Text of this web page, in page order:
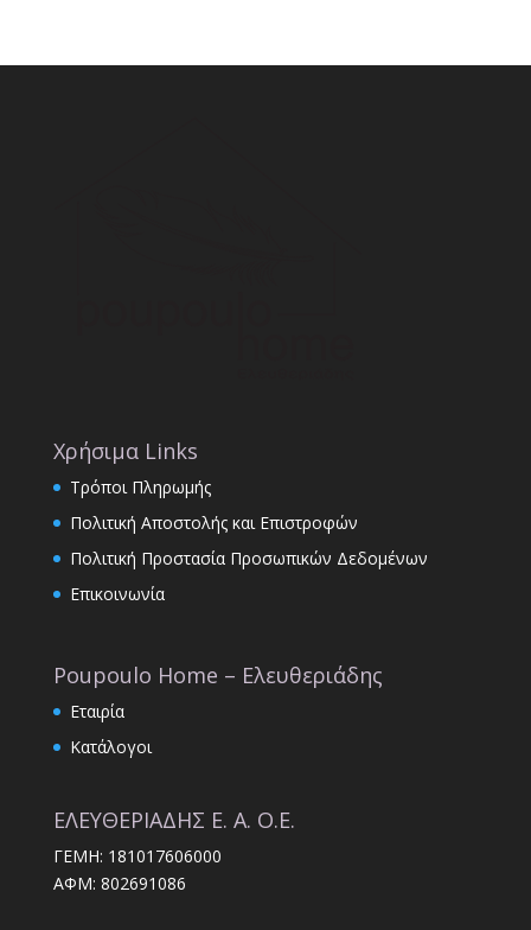
Χρήσιμα Links
Τρόποι Πληρωμής
Πολιτική Αποστολής και Επιστροφών
Πολιτική Προστασία Προσωπικών Δεδομένων
Επικοινωνία
Poupoulo Home – Ελευθεριάδης
Εταιρία
Κατάλογοι
ΕΛΕΥΘΕΡΙΑΔΗΣ Ε. Α. Ο.Ε.
ΓΕΜΗ: 181017606000
ΑΦΜ: 802691086